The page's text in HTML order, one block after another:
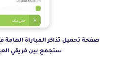
صفحة تحميل تذاكر المباراة الهامة
ستجمع بين فريقي